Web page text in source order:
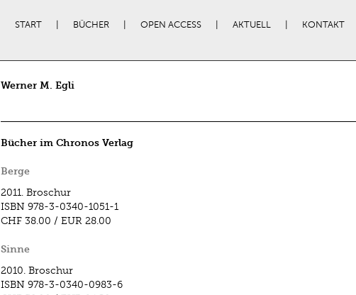
START BÜCHER OPEN ACCESS AKTUELL KONTAKT
Werner M. Egli
Bücher im Chronos Verlag
Berge
2011. Broschur
ISBN 978-3-0340-1051-1
CHF 38.00 / EUR 28.00
Sinne
2010. Broschur
ISBN 978-3-0340-0983-6